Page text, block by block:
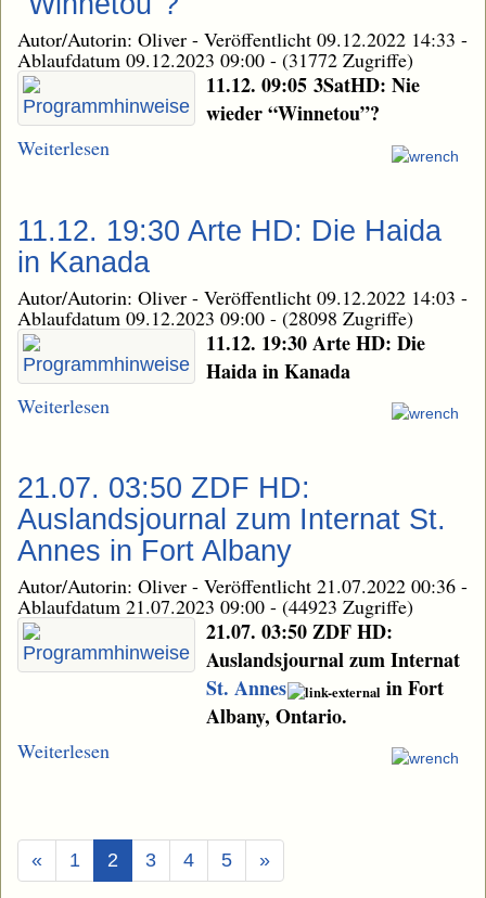
Autor/Autorin: Oliver - Veröffentlicht 09.12.2022 14:33 -
Ablaufdatum 09.12.2023 09:00 - (31772 Zugriffe)
11.12. 09:05 3SatHD: Nie
wieder “Winnetou”?
Weiterlesen
11.12. 19:30 Arte HD: Die Haida
in Kanada
Autor/Autorin: Oliver - Veröffentlicht 09.12.2022 14:03 -
Ablaufdatum 09.12.2023 09:00 - (28098 Zugriffe)
11.12. 19:30 Arte HD: Die
Haida in Kanada
Weiterlesen
21.07. 03:50 ZDF HD:
Auslandsjournal zum Internat St.
Annes in Fort Albany
Autor/Autorin: Oliver - Veröffentlicht 21.07.2022 00:36 -
Ablaufdatum 21.07.2023 09:00 - (44923 Zugriffe)
21.07. 03:50 ZDF HD:
Auslandsjournal zum Internat
St. Annes
in Fort
Albany, Ontario.
Weiterlesen
« 1 2 (Aktuell)
3 4 5 »